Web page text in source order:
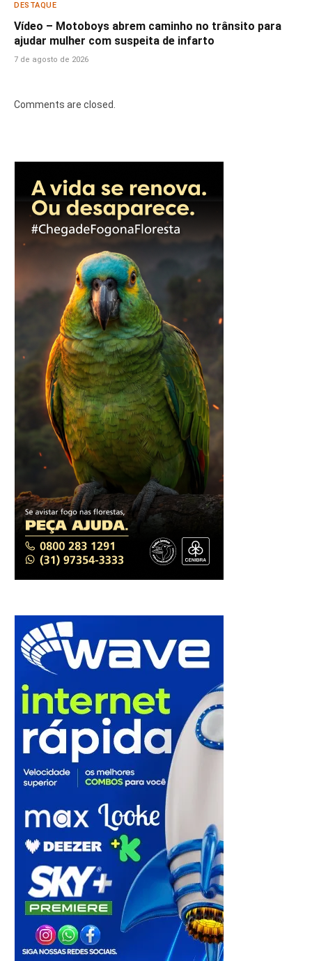
DESTAQUE
Vídeo – Motoboys abrem caminho no trânsito para
ajudar mulher com suspeita de infarto
7 de agosto de 2026
Comments are closed.